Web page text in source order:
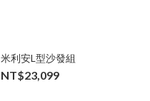
米利安L型沙發組
NT$23,099